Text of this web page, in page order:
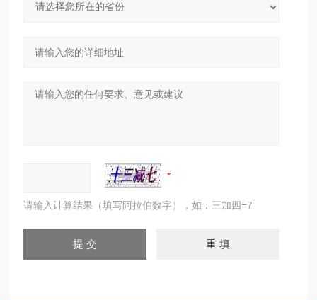
请输入计算结果（填写阿拉伯数字），如：三加四=7